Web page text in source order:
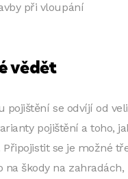
při vloupání
vědět
pojištění se odvíjí od
pojištění a toho,
Připojistit se je možné
na škody na